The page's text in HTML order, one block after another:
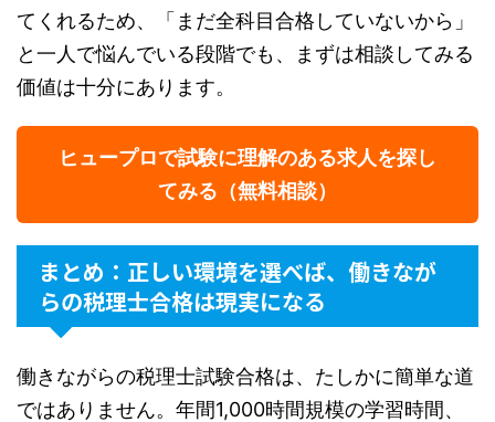
てくれるため、「まだ全科目合格していないから」
と一人で悩んでいる段階でも、まずは相談してみる
価値は十分にあります。
ヒュープロで試験に理解のある求人を探し
てみる（無料相談）
まとめ：正しい環境を選べば、働きなが
らの税理士合格は現実になる
働きながらの税理士試験合格は、たしかに簡単な道
ではありません。年間1,000時間規模の学習時間、